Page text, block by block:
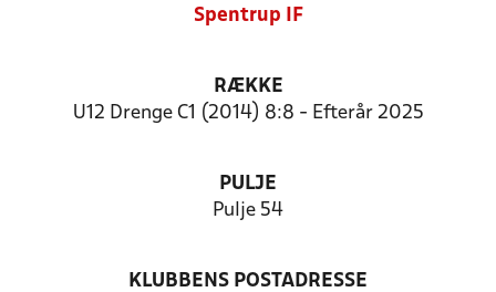
Spentrup IF
RÆKKE
U12 Drenge C1 (2014) 8:8 - Efterår 2025
PULJE
Pulje 54
KLUBBENS POSTADRESSE